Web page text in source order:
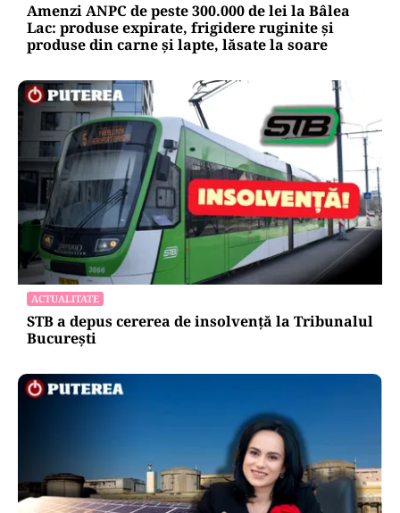
Amenzi ANPC de peste 300.000 de lei la Bâlea
Lac: produse expirate, frigidere ruginite și
produse din carne și lapte, lăsate la soare
ACTUALITATE
STB a depus cererea de insolvență la Tribunalul
București